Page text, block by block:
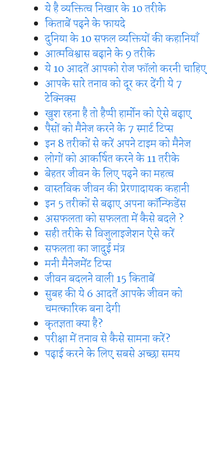
ये है व्यक्तित्व निखार के 10 तरीके
किताबें पढ़ने के फायदे
दुनिया के 10 सफल व्यक्तियों की कहानियाँ
आत्मविश्वास बढ़ाने के 9 तरीके
ये 10 आदतें आपको रोज फॉलो करनी चाहिए
आपके सारे तनाव को दूर कर देंगी ये 7
टेक्निक्स
खुश रहना है तो हैप्पी हार्मोन को ऐसे बढ़ाए
पैसों को मैनेज करने के 7 स्मार्ट टिप्स
इन 8 तरीकों से करें अपने टाइम को मैनेज
लोगों को आकर्षित करने के 11 तरीके
बेहतर जीवन के लिए पढ़ने का महत्व
वास्तविक जीवन की प्रेरणादायक कहानी
इन 5 तरीकों से बढ़ाए अपना कॉन्फिडेंस
असफलता को सफलता में कैसे बदले ?
सही तरीके से विजुलाइजेशन ऐसे करें
सफलता का जादुई मंत्र
मनी मैनेजमेंट टिप्स
जीवन बदलने वाली 15 किताबें
सुबह की ये 6 आदतें आपके जीवन को
चमत्कारिक बना देगी
कृतज्ञता क्या है?
परीक्षा में तनाव से कैसे सामना करें?
पढ़ाई करने के लिए सबसे अच्छा समय